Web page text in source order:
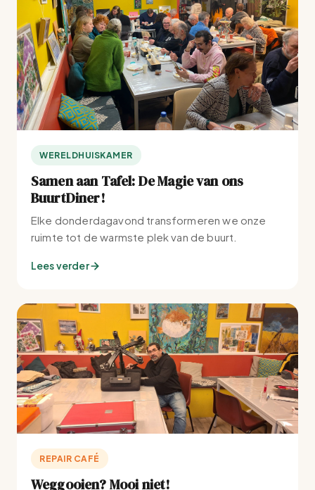
WERELDHUISKAMER
Samen aan Tafel: De Magie van ons
BuurtDiner!
Elke donderdagavond transformeren we onze
ruimte tot de warmste plek van de buurt.
Lees verder
REPAIR CAFÉ
Weggooien? Mooi niet!